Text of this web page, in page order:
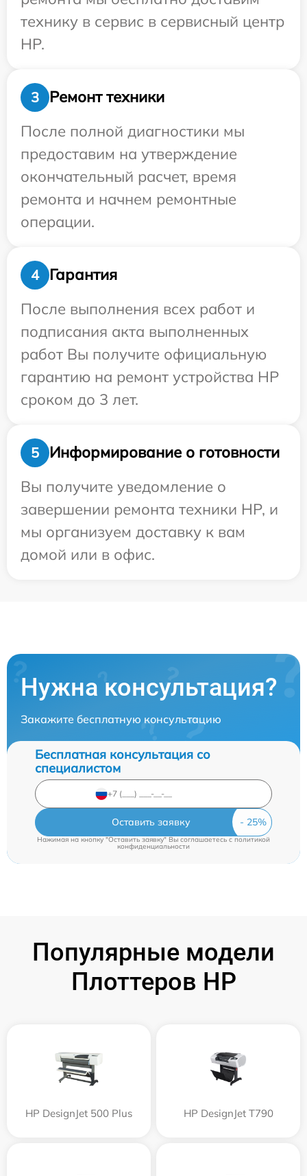
технику в сервис в сервисный центр
HP.
3
Ремонт техники
После полной диагностики мы
предоставим на утверждение
окончательный расчет, время
ремонта и начнем ремонтные
операции.
4
Гарантия
После выполнения всех работ и
подписания акта выполненных
работ Вы получите официальную
гарантию на ремонт устройства HP
сроком до 3 лет.
5
Информирование о готовности
Вы получите уведомление о
завершении ремонта техники HP, и
мы организуем доставку к вам
домой или в офис.
Нужна консультация?
Закажите бесплатную консультацию
Бесплатная консультация со
специалистом
Оставить заявку
Нажимая на кнопку "Оставить заявку" Вы соглашаетесь cполитикой
конфиденциальности
Популярные модели
Плоттеров HP
HP DesignJet 500 Plus HP DesignJet T790